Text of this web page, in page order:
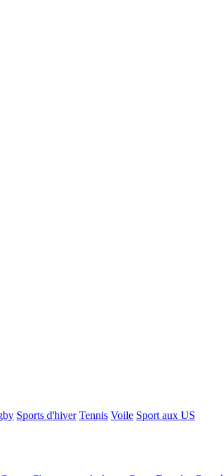
Sports d'hiver Tennis Voile Sport aux US